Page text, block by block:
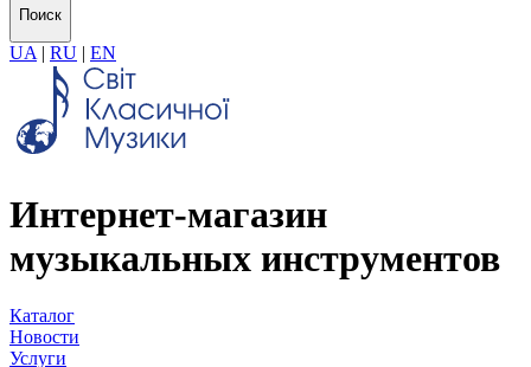
Поиск
UA | RU | EN
Интернет-магазин
музыкальных инструментов
Каталог
Новости
Услуги